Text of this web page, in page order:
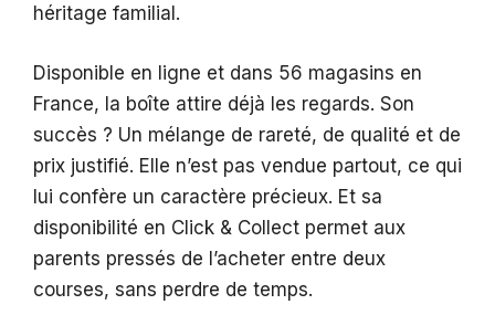
héritage familial.
Disponible en ligne et dans 56 magasins en
France, la boîte attire déjà les regards. Son
succès ? Un mélange de rareté, de qualité et de
prix justifié. Elle n’est pas vendue partout, ce qui
lui confère un caractère précieux. Et sa
disponibilité en Click & Collect permet aux
parents pressés de l’acheter entre deux
courses, sans perdre de temps.